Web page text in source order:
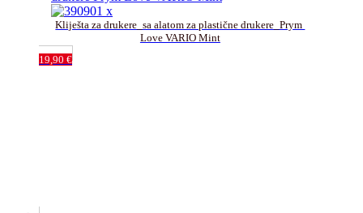
Kliješta za drukere_sa alatom za plastične drukere_Prym
Love VARIO Mint
19,90 €